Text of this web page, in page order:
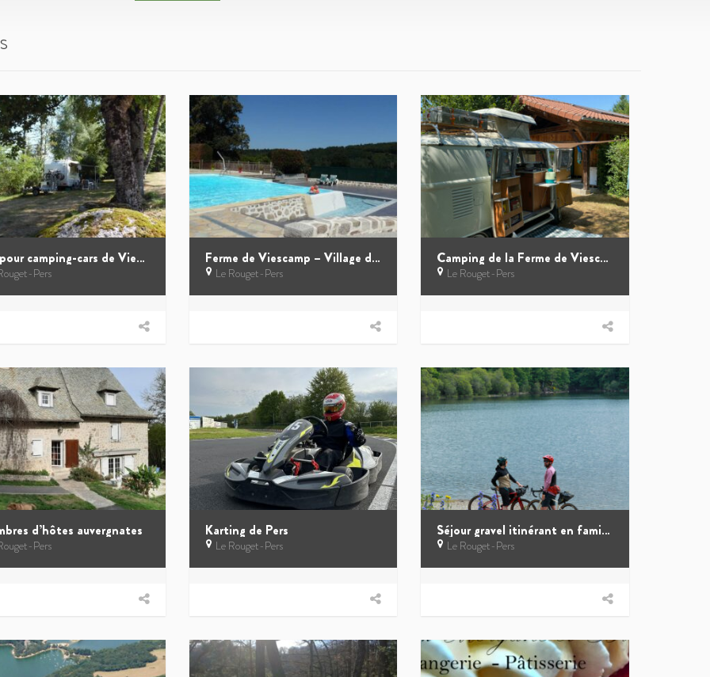
Aire pour camping-cars de Viescamp
Pers
Ferme de Viescamp – Village de 6 chalets
Le Rouget-Pers
Camping de la Ferme de Viescamp
Le Rouget-Pers
d’hôtes auvergnates
Pers
Karting de Pers
Le Rouget-Pers
Séjour gravel itinérant en famille
Le Rouget-Pers